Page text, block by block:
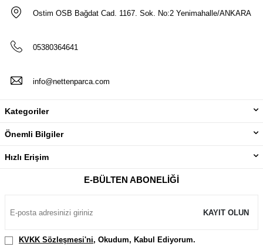
Ostim OSB Bağdat Cad. 1167. Sok. No:2 Yenimahalle/ANKARA
05380364641
info@nettenparca.com
Kategoriler
Önemli Bilgiler
Hızlı Erişim
E-BÜLTEN ABONELIĞI
KAYIT OLUN
KVKK Sözleşmesi'ni, Okudum, Kabul Ediyorum.